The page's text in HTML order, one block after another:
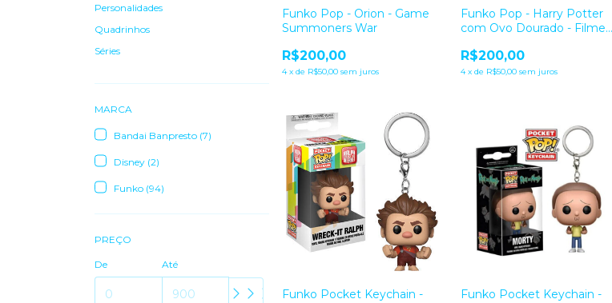
Personalidades
Quadrinhos
Séries
MARCA
Bandai Banpresto (7)
Disney (2)
Funko (94)
PREÇO
De Até
Funko Pop - Orion - Game
Summoners War
R$200,00
4 xde R$50,00 sem juros
Funko Pop - Harry Potter
com Ovo Dourado - Filme
R$200,00
4 x de R$50,00 sem juros
Funko Pocket Keychain -
Funko Pocket Keychain -